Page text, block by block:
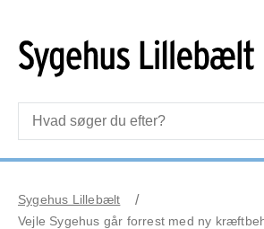
Sygehus Lillebælt
Vejle Sygehus går forrest med ny